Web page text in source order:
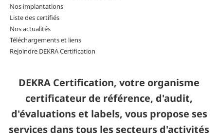
Nos implantations
Liste des certifiés
Nos actualités
Téléchargements et liens
Rejoindre DEKRA Certification
DEKRA Certification, votre organisme
certificateur de référence, d'audit,
d'évaluations et labels, vous propose ses
services dans tous les secteurs d'activités